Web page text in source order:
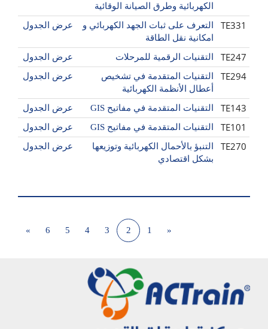
الكهربائية وطرق الصيانة الوقائية
TE331
التعرف على ثبات الجهد الكهربائي و
امكانية نقل الطاقة
عرض الجدول
TE247 التقنيات الرقمية للمرحلات عرض الجدول
TE294
التقنيات المتقدمة في تشخيص
أعطال الأنظمة الكهربائية
عرض الجدول
TE143 التقنيات المتقدمة في مفاتيح GIS عرض الجدول
TE101 التقنيات المتقدمة في مفاتيح GIS عرض الجدول
TE270
التنبؤ بالأحمال الكهربائية وتوزيعها
بشكل اقتصادي
عرض الجدول
«
1
2
3
4
5
6
»